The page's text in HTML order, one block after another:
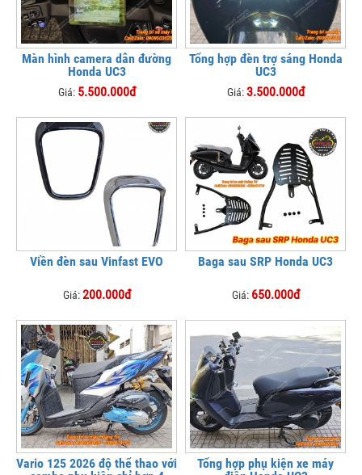
Màn hình camera dẫn đường
Honda UC3
Giá: 5.500.000đ
Tổng hợp đèn trợ sáng Honda
UC3
Giá:3.500.000đ
Viền đèn sau Vinfast EVO
Giá:200.000đ
Baga sau SRP Honda UC3
Giá: 650.000đ
Vario 125 2026 độ thể thao với
Tổng hợp phụ kiện xe máy